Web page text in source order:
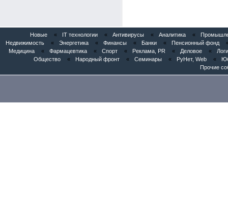
Новые « IT технологии « Антивирусы « Аналитика «
Недвижимость
« Энергетика « Финансы « Банки « Пенсионный фонд
Медицина
« Фармацевтика « Спорт « Реклама, PR « Деловое «
Общество
« Народный фронт « Семинары « РуНет, Web «
Прочие